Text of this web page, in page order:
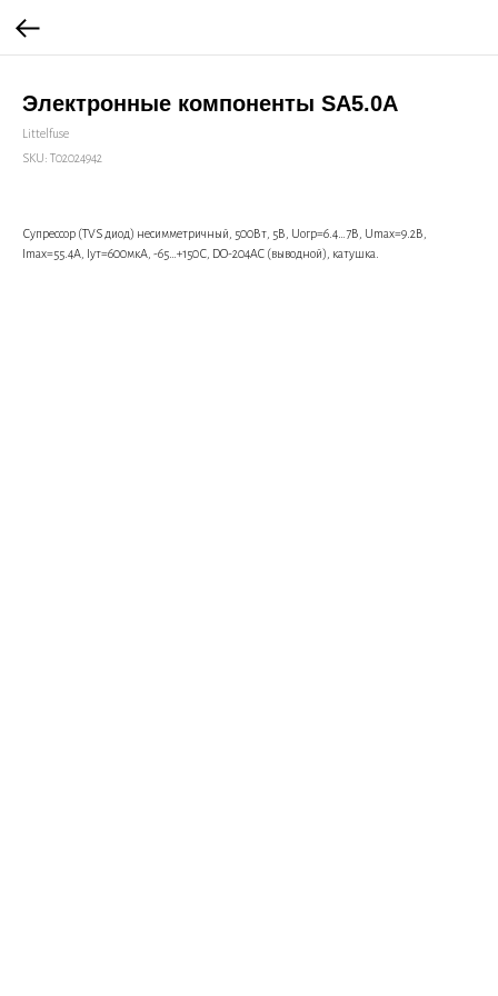
Электронные компоненты SA5.0A
Littelfuse
SKU: Т02024942
Супрессор (TVS диод) несимметричный, 500Вт, 5В, Uогр=6.4…7В, Umax=9.2В,
Imax=55.4А, Iут=600мкА, -65…+150С, DO-204AC (выводной), катушка.